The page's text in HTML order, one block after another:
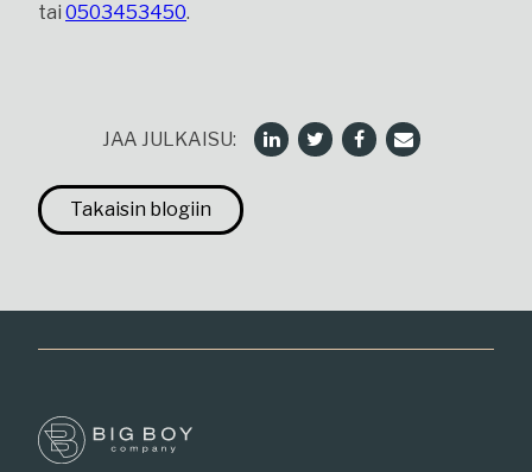
tai 0503453450.
JAA JULKAISU:
Takaisin blogiin